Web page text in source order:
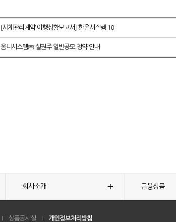
[사채관리계약 이행상황보고서] 한온시스템 10
옴니시스템㈜ 실권주 일반공모 청약 안내
회사소개 금융상품
상품공시실 개인정보처리방침